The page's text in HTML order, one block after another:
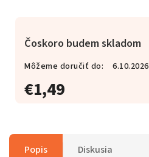
€1,49
Čoskoro budem skladom
Môžeme doručiť do: 6.10.2026
Popis Diskusia